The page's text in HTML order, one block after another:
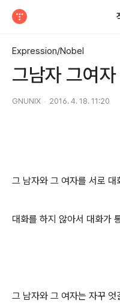
Expression/Nobel
그남자 그여자
GNUNIX 2016. 4. 18. 11:20
그 남자와 그 여자를 서로 대
대화를 하지 않아서 대화가
그 남자와 그 여자는 자꾸 엇